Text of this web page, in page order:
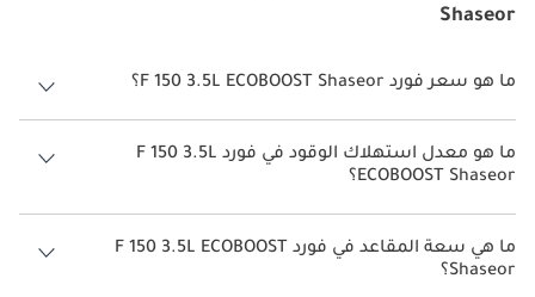
Shaseor
ما هو سعر فورد F 150 3.5L ECOBOOST Shaseor؟
سعر فورد F 150 3.5L ECOBOOST Shaseor هو درهم 300,000.
ما هو معدل استهلاك الوقود في فورد F 150 3.5L
ECOBOOST Shaseor؟
يبلغ معدل استهلاك الوقود المقترح من الشركة المصنعة لسيارة فورد F 150
2026 من 6 كم/ليتر - 10 كم/ليتر.
ما هي سعة المقاعد في فورد F 150 3.5L ECOBOOST
Shaseor؟